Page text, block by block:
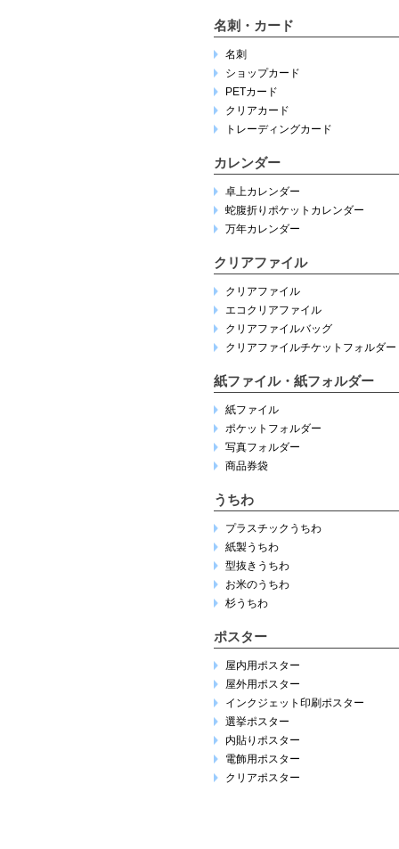
名刺・カード
名刺
ショップカード
PETカード
クリアカード
トレーディングカード
カレンダー
卓上カレンダー
蛇腹折りポケットカレンダー
万年カレンダー
クリアファイル
クリアファイル
エコクリアファイル
クリアファイルバッグ
クリアファイルチケットフォルダー
紙ファイル・紙フォルダー
紙ファイル
ポケットフォルダー
写真フォルダー
商品券袋
うちわ
プラスチックうちわ
紙製うちわ
型抜きうちわ
お米のうちわ
杉うちわ
ポスター
屋内用ポスター
屋外用ポスター
インクジェット印刷ポスター
選挙ポスター
内貼りポスター
電飾用ポスター
クリアポスター